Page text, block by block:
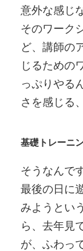
意外な感じ
そのワーク
ど、講師の
じるための
っぷりやる
さを感じる
基礎トレーニ
そうなんで
最後の日に
みようとい
ら、去年見
が、ふわっ